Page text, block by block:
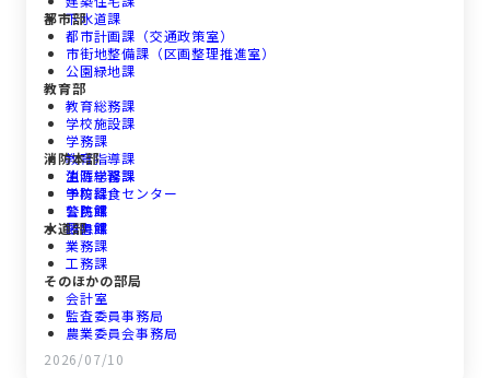
下水道課
都市部
都市計画課（交通政策室）
市街地整備課（区画整理推進室）
公園緑地課
教育部
教育総務課
学校施設課
学務課
教育指導課
生涯学習課
学校給食センター
公民館
図書館
消防本部
消防総務課
予防課
警防課
救急課
水道部
業務課
工務課
そのほかの部局
会計室
監査委員事務局
農業委員会事務局
議会事務局
選挙管理委員会事務局
2026/07/10